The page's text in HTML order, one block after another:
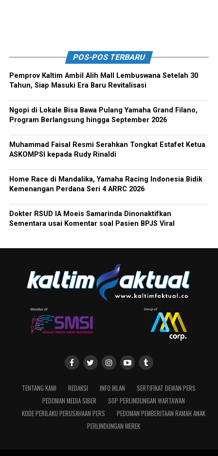
POS-POS TERBARU
Pemprov Kaltim Ambil Alih Mall Lembuswana Setelah 30
Tahun, Siap Masuki Era Baru Revitalisasi
Ngopi di Lokale Bisa Bawa Pulang Yamaha Grand Filano,
Program Berlangsung hingga September 2026
Muhammad Faisal Resmi Serahkan Tongkat Estafet Ketua
ASKOMPSI kepada Rudy Rinaldi
Home Race di Mandalika, Yamaha Racing Indonesia Bidik
Kemenangan Perdana Seri 4 ARRC 2026
Dokter RSUD IA Moeis Samarinda Dinonaktifkan
Sementara usai Komentar soal Pasien BPJS Viral
TENTANG KAMI REDAKSI INFO IKLAN
SERTIFIKAT DEWAN PERS
PEDOMAN MEDIA SIBER
SOP PERLINDUNGAN WARTAWAN
KODE PERILAKU PERUSAHAAN PERS
PEDOMAN PEMBERITAAN RAMAH ANAK
PERLINDUNGAN MEREK